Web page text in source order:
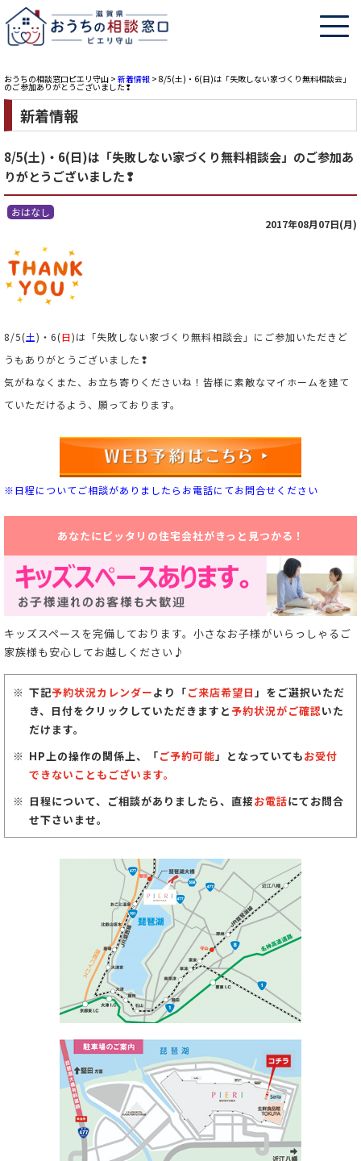
おうちの相談窓口ピエリ守山 > 新着情報 > 8/5(土)・6(日)は「失敗しない家づくり無料相談会」
のご参加ありがとうございました❢
新着情報
8/5(土)・6(日)は「失敗しない家づくり無料相談会」のご参加あ
りがとうございました❢
おはなし
2017年08月07日(月)
8/5(土)・6(日)は「失敗しない家づくり無料相談会」にご参加いただきど
うもありがとうございました❢
気がねなくまた、お立ち寄りくださいね！皆様に素敵なマイホームを建て
ていただけるよう、願っております。
※日程についてご相談がありましたらお電話にてお問合せください
あなたにピッタリの住宅会社がきっと見つかる！
キッズスペースを完備しております。小さなお子様がいらっしゃるご
家族様も安心してお越しください♪
下記予約状況カレンダーより「ご来店希望日 」をご選択いただ
き、日付をクリックしていただきますと予約状況がご確認いた
だけます。
HP上の操作の関係上、「ご予約可能 」となっていてもお受付
できないこともございます。
日程について、ご相談がありましたら、直接お電話にてお問合
せ下さいませ。